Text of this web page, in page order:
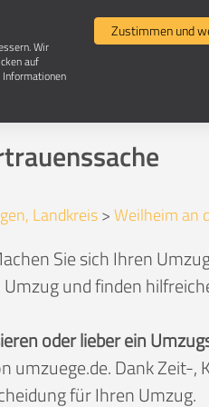
an der Teck
Landkreis>Weilheim an
Sie sich Ihren
und finden
oder lieber ein
umzuege.de. Dank
für Ihren Umzug.
Wir
auf
Zustimmen und